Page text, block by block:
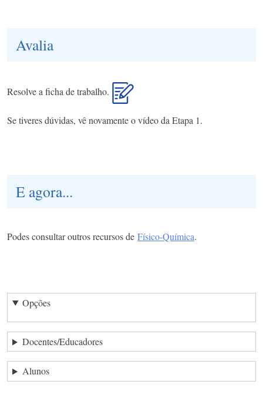
Avalia
Resolve a ficha de trabalho.
Se tiveres dúvidas, vê novamente o vídeo da Etapa 1.
E agora...
Podes consultar outros recursos de Físico-Química.
Opções
Docentes/Educadores
Alunos